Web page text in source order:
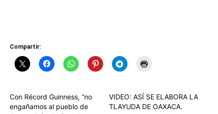
Compartir:
Con Récord Guinness, “no
engañamos al pueblo de
VIDEO: ASÍ SE ELABORA LA
TLAYUDA DE OAXACA.